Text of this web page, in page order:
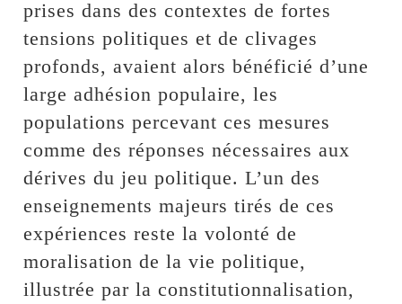
prises dans des contextes de fortes
tensions politiques et de clivages
profonds, avaient alors bénéficié d’une
large adhésion populaire, les
populations percevant ces mesures
comme des réponses nécessaires aux
dérives du jeu politique. L’un des
enseignements majeurs tirés de ces
expériences reste la volonté de
moralisation de la vie politique,
illustrée par la constitutionnalisation,